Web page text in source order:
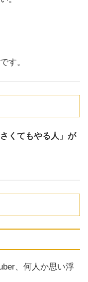
す。
くてもやる人」が
、何人か思い浮